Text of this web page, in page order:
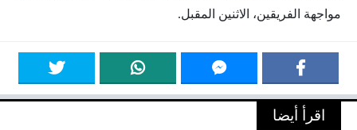
مواجهة الفريقين، الاثنين المقبل.
اقرأ أيضا